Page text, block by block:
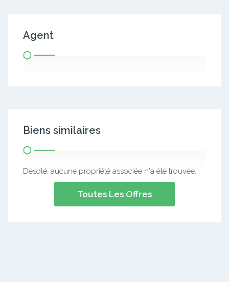
Agent
Biens similaires
Désolé, aucune propriété associée n'a été trouvée.
Toutes Les Offres